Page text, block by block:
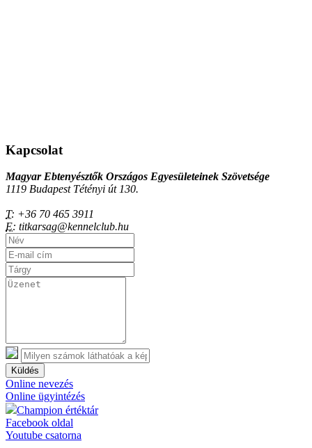
Kapcsolat
Magyar Ebtenyésztők Országos Egyesületeinek Szövetsége
1119 Budapest Tétényi út 130.
T: +36 70 465 3911
E: titkarsag@kennelclub.hu
Küldés
Online nevezés
Online ügyintézés
Champion értéktár
Facebook oldal
Youtube csatorna